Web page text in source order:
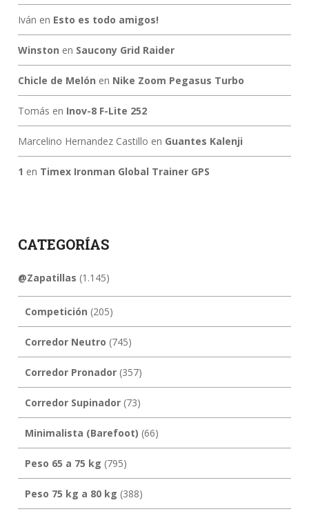
Iván en Esto es todo amigos!
Winston en Saucony Grid Raider
Chicle de Melón en Nike Zoom Pegasus Turbo
Tomás en Inov-8 F-Lite 252
Marcelino Hernandez Castillo en Guantes Kalenji
1 en Timex Ironman Global Trainer GPS
CATEGORÍAS
@Zapatillas (1.145)
Competición (205)
Corredor Neutro (745)
Corredor Pronador(357)
Corredor Supinador(73)
Minimalista (Barefoot) (66)
Peso 65 a 75 kg (795)
Peso 75 kg a 80 kg (388)